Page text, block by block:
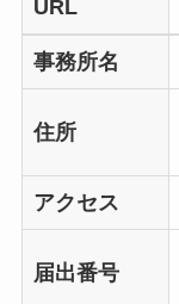
URL
事務所名
住所
アクセス
届出番号